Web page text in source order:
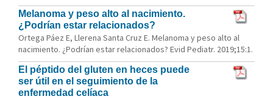
Melanoma y peso alto al nacimiento.
¿Podrían estar relacionados?
Ortega Páez E, Llerena Santa Cruz E. Melanoma y peso alto al
nacimiento. ¿Podrían estar relacionados? Evid Pediatr. 2019;15:1.
El péptido del gluten en heces puede
ser útil en el seguimiento de la
enfermedad celíaca